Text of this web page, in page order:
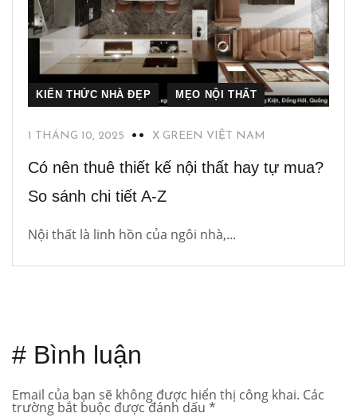
KIẾN THỨC NHÀ ĐẸP MẸO NỘI THẤT
1 THÁNG 10, 2025 X GREEN VIỆT NAM
Có nên thuê thiết kế nội thất hay tự mua?
So sánh chi tiết A-Z
Nội thất là linh hồn của ngôi nhà,...
# Bình luận
Email của bạn sẽ không được hiển thị công khai. Các
trường bắt buộc được đánh dấu *